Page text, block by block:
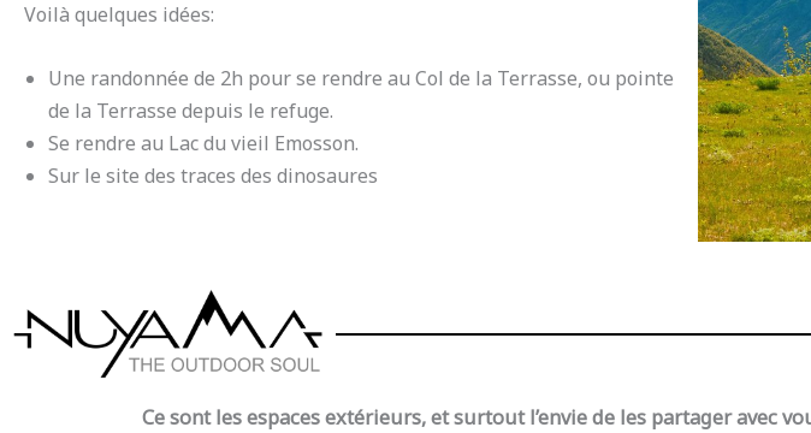
Voilà quelques idées:
Une randonnée de 2h pour se rendre au Col de la Terrasse, ou pointe
de la Terrasse depuis le refuge.
Se rendre au Lac du vieil Emosson.
Sur le site des traces des dinosaures
Ce sont les espaces extérieurs, et surtout l’envie de les partager avec